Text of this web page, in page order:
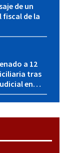
de un
de la
a 12
tras
en